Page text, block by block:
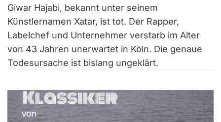
Giwar Hajabi, bekannt unter seinem
Künstlernamen Xatar, ist tot. Der Rapper,
Labelchef und Unternehmer verstarb im Alter
von 43 Jahren unerwartet in Köln. Die genaue
Todesursache ist bislang ungeklärt.